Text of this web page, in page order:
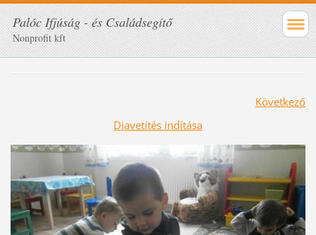
Palóc Ifjúság - és Családsegítő
Nonprofit kft
Következő
Diavetítés indítása